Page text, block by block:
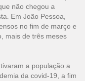
não chegou a
Em João Pessoa,
no fim de março e
mais de três meses
a população a
da covid-19, a fim